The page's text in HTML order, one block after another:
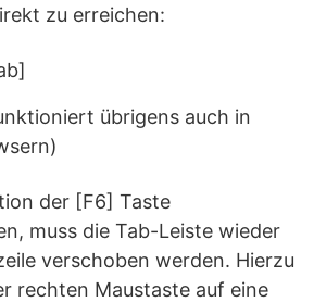
zu erreichen:
übrigens auch in
der [F6] Taste
muss die Tab-Leiste wieder
verschoben werden. Hierzu
rechten Maustaste auf eine